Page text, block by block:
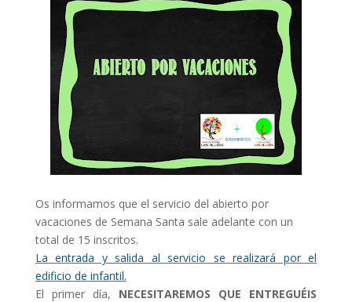
Os informamos que el servicio del abierto por
vacaciones de Semana Santa sale adelante con un
total de 15 inscritos.
La entrada y salida al servicio se realizará por el
edificio de infantil.
El primer día, NECESITAREMOS QUE ENTREGUÉIS